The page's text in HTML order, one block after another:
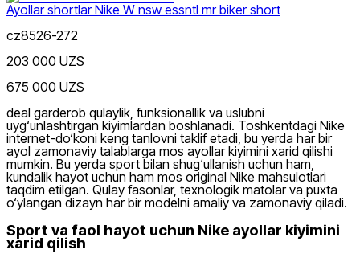
Ayollar shortlar Nike W nsw essntl mr biker short
cz8526-272
203 000 UZS
675 000 UZS
deal garderob qulaylik, funksionallik va uslubni
uyg‘unlashtirgan kiyimlardan boshlanadi. Toshkentdagi Nike
internet-do‘koni keng tanlovni taklif etadi, bu yerda har bir
ayol zamonaviy talablarga mos ayollar kiyimini xarid qilishi
mumkin. Bu yerda sport bilan shug‘ullanish uchun ham,
kundalik hayot uchun ham mos original Nike mahsulotlari
taqdim etilgan. Qulay fasonlar, texnologik matolar va puxta
o‘ylangan dizayn har bir modelni amaliy va zamonaviy qiladi.
Sport va faol hayot uchun Nike ayollar kiyimini
xarid qilish